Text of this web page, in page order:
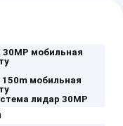
мобильная
мобильная
лидар 30MP